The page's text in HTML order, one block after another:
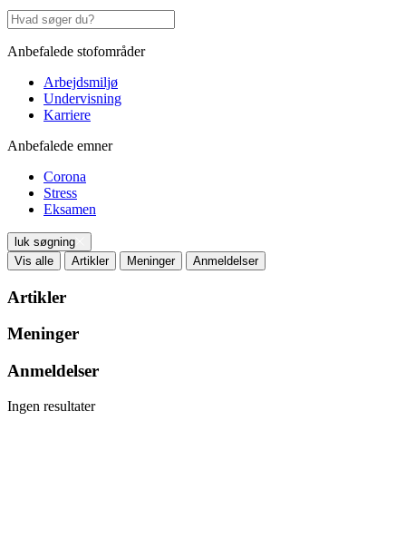
Anbefalede stofområder
Arbejdsmiljø
Undervisning
Karriere
Anbefalede emner
Corona
Stress
Eksamen
luk søgning
Vis alle
Artikler Meninger Anmeldelser
Artikler
Meninger
Anmeldelser
Ingen resultater